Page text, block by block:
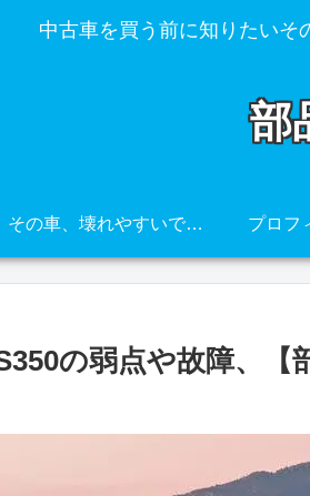
中古車を買う前に知りたいそ
部
その車、壊れやすいですよ・・・ プロフ
の弱点や故障、【